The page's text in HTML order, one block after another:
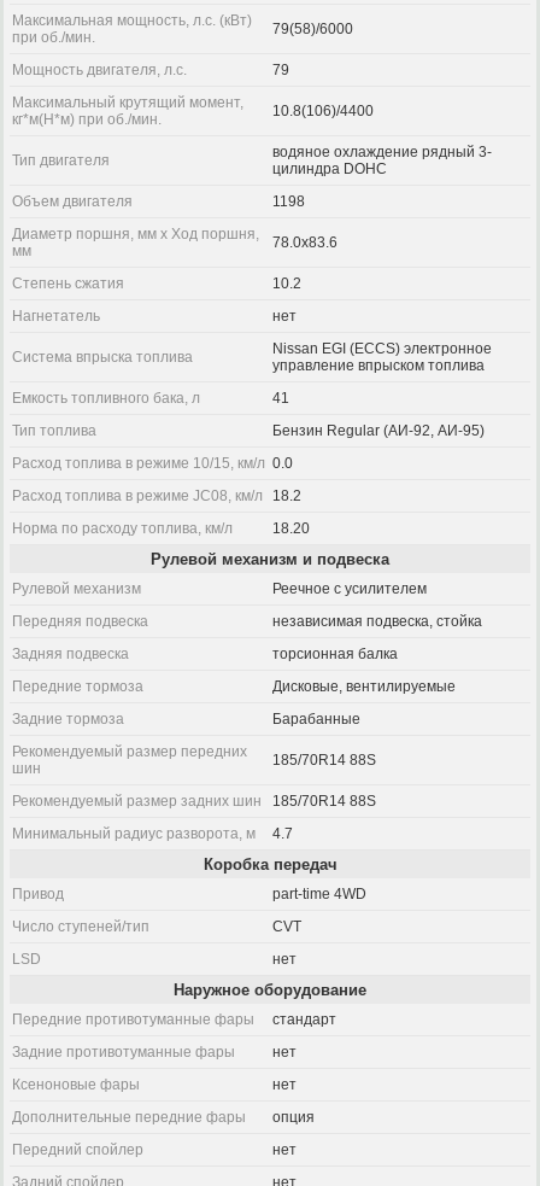
Максимальная мощность, л.с. (кВт)
при об./мин.
79(58)/6000
Мощность двигателя, л.с.
79
Максимальный крутящий момент,
кг*м(Н*м) при об./мин.
10.8(106)/4400
Тип двигателя
водяное охлаждение рядный 3-
цилиндра DOHC
Объем двигателя
1198
Диаметр поршня, мм x Ход поршня,
мм
78.0x83.6
Степень сжатия
10.2
Нагнетатель
нет
Система впрыска топлива
Nissan EGI (ECCS) электронное
управление впрыском топлива
Емкость топливного бака, л
41
Тип топлива
Бензин Regular (АИ-92, АИ-95)
Расход топлива в режиме 10/15, км/л 0.0
Расход топлива в режиме JC08, км/л
18.2
Норма по расходу топлива, км/л
18.20
Рулевой механизм и подвеска
Рулевой механизм
Реечное с усилителем
Передняя подвеска
независимая подвеска, стойка
Задняя подвеска
торсионная балка
Передние тормоза
Дисковые, вентилируемые
Задние тормоза
Барабанные
Рекомендуемый размер передних
шин
185/70R14 88S
Рекомендуемый размер задних шин
185/70R14 88S
Минимальный радиус разворота, м
4.7
Коробка передач
Привод
part-time 4WD
Число ступеней/тип
CVT
LSD
нет
Наружное оборудование
Передние противотуманные фары
стандарт
Задние противотуманные фары
нет
Ксеноновые фары
нет
Дополнительные передние фары
опция
Передний спойлер
нет
Задний спойлер
нет